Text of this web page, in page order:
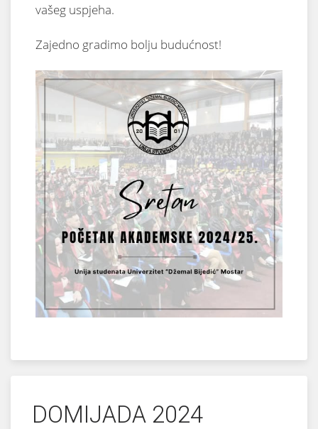
vašeg uspjeha.
Zajedno gradimo bolju budućnost!
DOMIJADA 2024